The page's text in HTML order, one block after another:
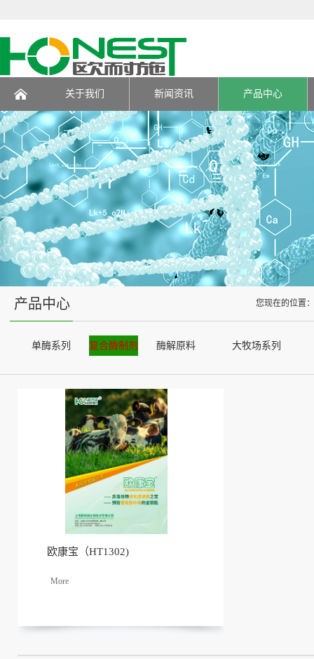
页
关于我们 新闻资讯 产品中心
产品中心
单酶系列 复合酶制剂 酶解原料 大牧场系列
您现在的位置：
欧康宝（HT1302)